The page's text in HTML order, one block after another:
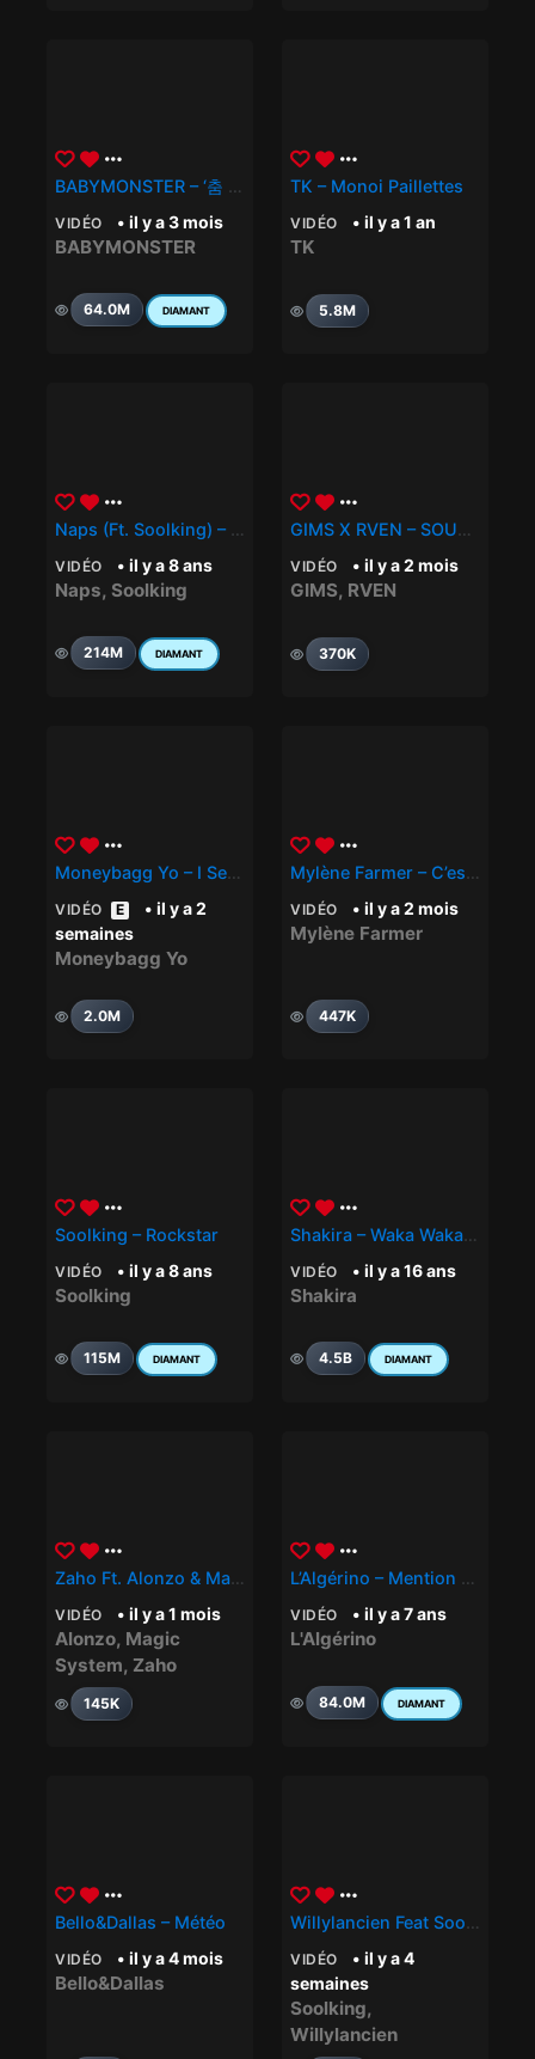
BABYMONSTER – ‘춤 (CHOOM)’ M/V
VIDÉO • il y a 3 mois
BABYMONSTER
64.0M DIAMANT
TK – Monoi Paillettes
VIDÉO • il y a 1 an
TK
5.8M
Naps (Ft. Soolking) – Favela
VIDÉO • il y a 8 ans
Naps, Soolking
214M DIAMANT
GIMS X RVEN – SOUS CONTRÔLE
VIDÉO • il y a 2 mois
GIMS, RVEN
370K
Moneybagg Yo – I See Why
VIDÉO E
• il y a 2
semaines
Moneybagg Yo
2.0M
Mylène Farmer – C’est À Qui Le Tour
VIDÉO • il y a 2 mois
Mylène Farmer
447K
Soolking – Rockstar
VIDÉO • il y a 8 ans
Soolking
115M DIAMANT
Shakira – Waka Waka (This Time For Africa) (The Official 2010 FIFA World Cup™ Song)
VIDÉO • il y a 16 ans
Shakira
4.5B DIAMANT
Zaho Ft. Alonzo & Magic System – Mauvais Caractère Part 2
VIDÉO • il y a 1 mois
Alonzo, Magic
System, Zaho
145K
L’Algérino – Mention Max
VIDÉO • il y a 7 ans
L'Algérino
84.0M DIAMANT
Bello&Dallas – Météo
VIDÉO • il y a 4 mois
Bello&Dallas
Willylancien Feat Soolking – Cogite
VIDÉO
• il y a 4
semaines
Soolking,
Willylancien